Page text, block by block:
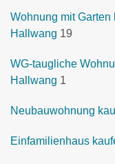
Wohnung mit
Hallwang 19
WG-taugliche
Hallwang 1
Neubauwohnung
Einfamilienhaus